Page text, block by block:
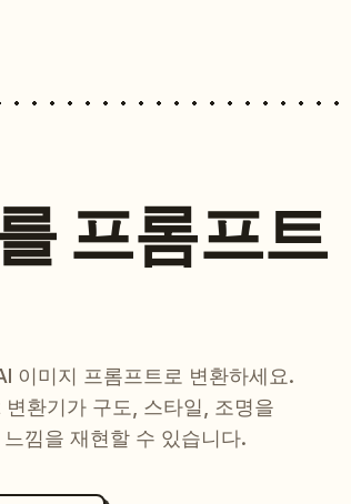
프롬프트
이미지 프롬프트로 변환하세요.
환기가 구도, 스타일, 조명을
낌을 재현할 수 있습니다.